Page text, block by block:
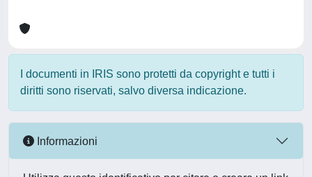
I documenti in IRIS sono protetti da copyright e tutti i
diritti sono riservati, salvo diversa indicazione.
Informazioni